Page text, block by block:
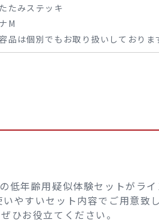
たみステッキ
M
品は個別でもお取り扱いしておりま
年齢用疑似体験セットがラ
やすいセット内容でご用意致
ひお役立てください。